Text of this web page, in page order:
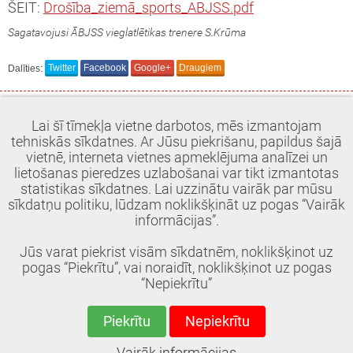
ŠEIT: Drošība_ziemā_sports_ABJSS.pdf
Sagatavojusi ĀBJSS vieglatlētikas trenere S.Krūma
Dalīties: Twitter Facebook Google+ Draugiem
© 2018, Ādažu BJSS. Visas tiesības aizsargātas.
Lai šī tīmekļa vietne darbotos, mēs izmantojam
tehniskās sīkdatnes. Ar Jūsu piekrišanu, papildus šajā
vietnē, interneta vietnes apmeklējuma analīzei un
lietošanas pieredzes uzlabošanai var tikt izmantotas
statistikas sīkdatnes. Lai uzzinātu vairāk par mūsu
sīkdatņu politiku, lūdzam noklikšķināt uz pogas “Vairāk
informācijas”.
Jūs varat piekrist visām sīkdatnēm, noklikšķinot uz
pogas “Piekrītu”, vai noraidīt, noklikšķinot uz pogas
“Nepiekrītu”
Piekrītu
Nepiekrītu